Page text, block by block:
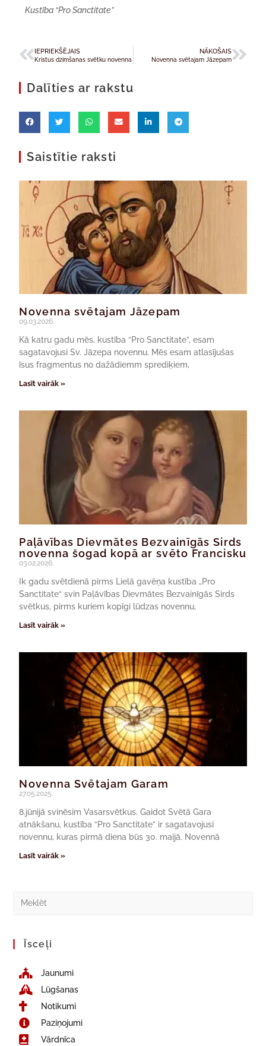
Kustība “Pro Sanctitate”
IEPRIEKŠĒJAIS
Kristus dzimšanas svētku novenna
NĀKOŠAIS
Novenna svētajam Jāzepam
Dalīties ar rakstu
Saistītie raksti
Novenna svētajam Jāzepam
09.03.2026.
Kā katru gadu mēs, kustība “Pro Sanctitate”, esam
sagatavojusi Sv. Jāzepa novennu. Mēs esam atlasījušas
īsus fragmentus no dažādiemm sprediķiem,
Lasīt vairāk »
Paļāvības Dievmātes Bezvainīgās Sirds
novenna šogad kopā ar svēto Francisku
03.02.2026.
Ik gadu svētdienā pirms Lielā gavēņa kustība „Pro
Sanctitate“ svin Paļāvības Dievmātes Bezvainīgās Sirds
svētkus, pirms kuriem kopīgi lūdzas novennu,
Lasīt vairāk »
Novenna Svētajam Garam
27.05.2025.
8.jūnijā svinēsim Vasarsvētkus. Gaidot Svētā Gara
atnākšanu, kustība “Pro Sanctitate” ir sagatavojusi
novennu, kuras pirmā diena būs 30. maijā. Novennā
Lasīt vairāk »
Īsceļi
Jaunumi
Lūgšanas
Notikumi
Paziņojumi
Vārdnīca